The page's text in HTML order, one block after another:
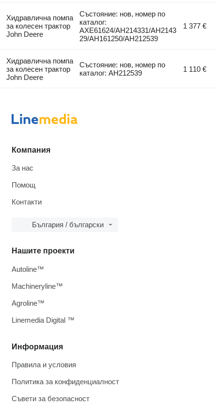
Хидравлична помпа
за колесен трактор
John Deere
Състояние: нов, номер по
каталог:
AXE61624/AH214331/AH2143
29/AH161250/AH212539
1 377 €
Хидравлична помпа
за колесен трактор
John Deere
Състояние: нов, номер по
каталог: AH212539
1 110 €
Компания
За нас
Помощ
Контакти
България / български
Информация
Правила и условия
Политика за конфиденциалност
Съвети за безопасност
Нашите проекти
Autoline™
Machineryline™
Agroline™
Linemedia Digital ™